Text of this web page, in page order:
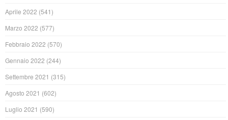
Aprile 2022 (541)
Marzo 2022 (577)
Febbraio 2022 (570)
Gennaio 2022 (244)
Settembre 2021 (315)
Agosto 2021 (602)
Luglio 2021 (590)